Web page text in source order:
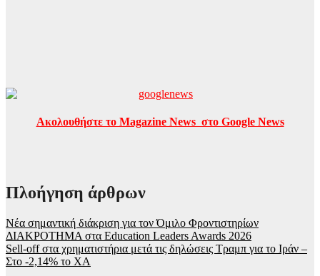
Ακολουθήστε το Magazine News στο Google News
Πλοήγηση άρθρων
Νέα σημαντική διάκριση για τον Όμιλο Φροντιστηρίων
ΔΙΑΚΡΟΤΗΜΑ στα Education Leaders Awards 2026
Sell-off στα χρηματιστήρια μετά τις δηλώσεις Τραμπ για το Ιράν –
Στο -2,14% το ΧΑ